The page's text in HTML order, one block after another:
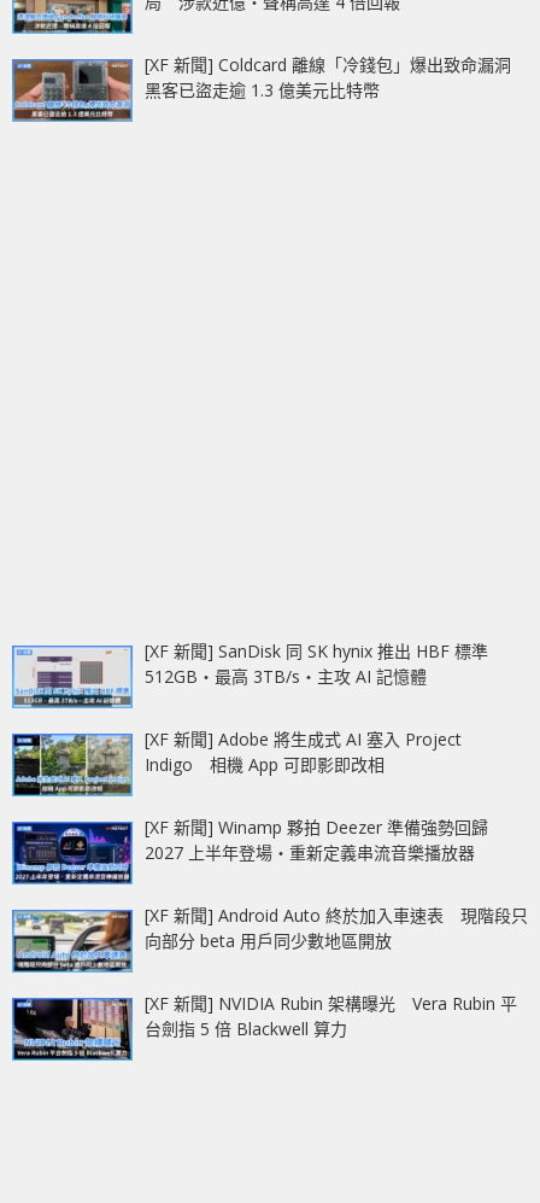
[XF 新聞] Coldcard 離線「冷錢包」爆出致命漏洞
黑客已盜走逾 1.3 億美元比特幣
[XF 新聞] SanDisk 同 SK hynix 推出 HBF 標準
512GB‧最高 3TB/s‧主攻 AI 記憶體
[XF 新聞] Adobe 將生成式 AI 塞入 Project
Indigo 相機 App 可即影即改相
[XF 新聞] Winamp 夥拍 Deezer 準備強勢回歸
2027 上半年登場‧重新定義串流音樂播放器
[XF 新聞] Android Auto 終於加入車速表 現階段只
向部分 beta 用戶同少數地區開放
[XF 新聞] NVIDIA Rubin 架構曝光 Vera Rubin 平
台劍指 5 倍 Blackwell 算力